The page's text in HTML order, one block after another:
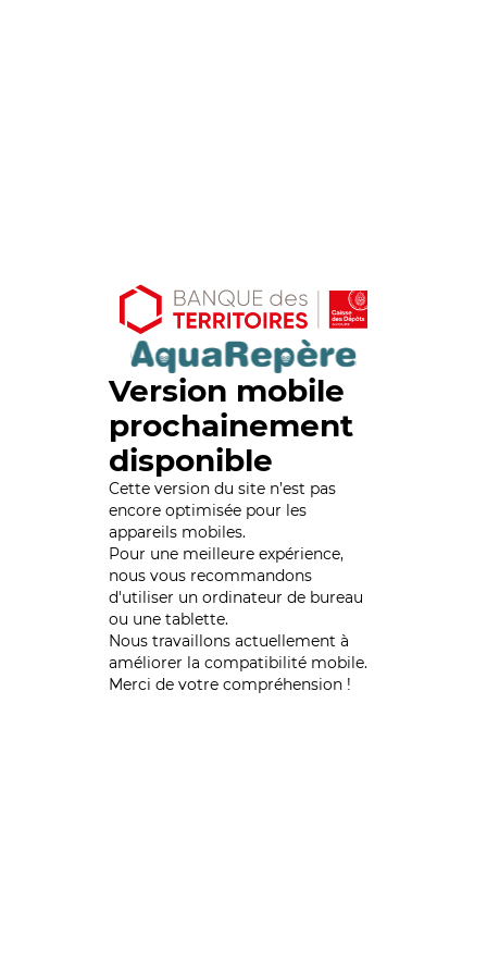
Version mobile
prochainement
disponible
Cette version du site n’est pas
encore optimisée pour les
appareils mobiles.
Pour une meilleure expérience,
nous vous recommandons
d'utiliser un ordinateur de bureau
ou une tablette.
Nous travaillons actuellement à
améliorer la compatibilité mobile.
Merci de votre compréhension !